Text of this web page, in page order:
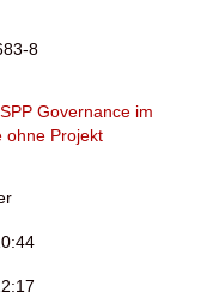
8
Governance im
ohne Projekt